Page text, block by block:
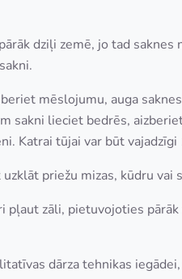
dziļi zemē, jo tad
mēslojumu, auga
sakni lieciet bedrēs,
Katrai tūjai var būt
priežu mizas, kūdru vai
pļaut zāli, pietuvojoties
dārza tehnikas